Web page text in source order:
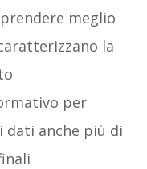
meglio
la
per
dati anche più di